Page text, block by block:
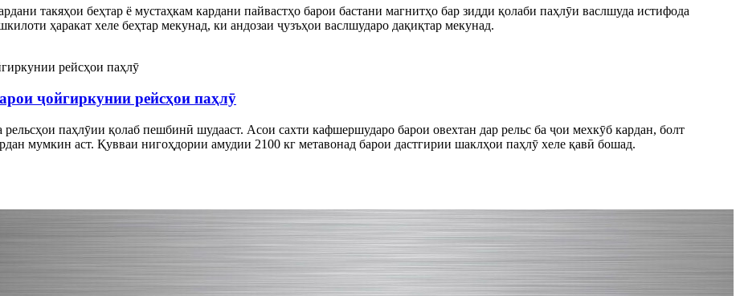
такяҳои беҳтар ё мустаҳкам кардани пайвастҳо барои бастани магнитҳо бар зидди қолаби паҳлӯи васлшуда истифода
ҳаракат хеле беҳтар мекунад, ки андозаи ҷузъҳои васлшударо дақиқтар мекунад.
ҷойгиркунии рейсҳои паҳлӯ
паҳлӯии қолаб пешбинӣ шудааст. Асои сахти кафшершударо барои овехтан дар рельс ба ҷои мехкӯб кардан, болт
мумкин аст. Қувваи нигоҳдории амудии 2100 кг метавонад барои дастгирии шаклҳои паҳлӯ хеле қавӣ бошад.